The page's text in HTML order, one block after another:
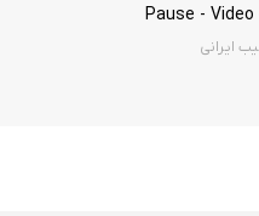
Pause -
ایرانی